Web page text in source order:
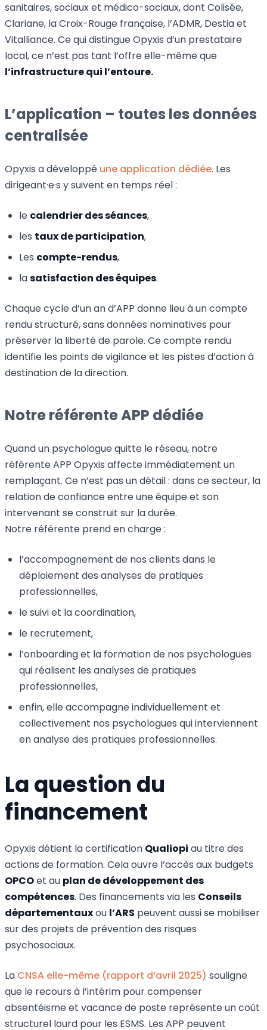
sanitaires, sociaux et médico-sociaux, dont Colisée,
Clariane, la Croix-Rouge française, l’ADMR, Destia et
Vitalliance. Ce qui distingue Opyxis d’un prestataire
local, ce n’est pas tant l’offre elle-même que
l’infrastructure qui l’entoure.
L’application – toutes les données
centralisée
Opyxis a développé une application dédiée. Les
dirigeant·e·s y suivent en temps réel :
le calendrier des séances,
les taux de participation,
Les compte-rendus,
lasatisfaction des équipes.
Chaque cycle d’un an d’APP donne lieu à un compte
rendu structuré, sans données nominatives pour
préserver la liberté de parole. Ce compte rendu
identifie les points de vigilance et les pistes d’action à
destination de la direction.
Notre référente APP dédiée
Quand un psychologue quitte le réseau, notre
référente APP Opyxis affecte immédiatement un
remplaçant. Ce n’est pas un détail : dans ce secteur, la
relation de confiance entre une équipe et son
intervenant se construit sur la durée.
Notre référente prend en charge :
l’accompagnement de nos clients dans le
déploiement des analyses de pratiques
professionnelles,
le suivi et la coordination,
le recrutement,
l’onboarding et la formation de nos psychologues
qui réalisent les analyses de pratiques
professionnelles,
enfin, elle accompagne individuellement et
collectivement nos psychologues qui interviennent
en analyse des pratiques professionnelles.
La question du
financement
Opyxis détient la certification Qualiopi au titre des
actions de formation. Cela ouvre l’accès aux budgets
OPCOet au plan de développement des
compétences. Des financements via les Conseils
départementauxou l’ARS peuvent aussi se mobiliser
sur des projets de prévention des risques
psychosociaux.
La CNSA elle-même (rapport d’avril 2025) souligne
que le recours à l’intérim pour compenser
absentéisme et vacance de poste représente un coût
structurel lourd pour les ESMS. Les APP peuvent